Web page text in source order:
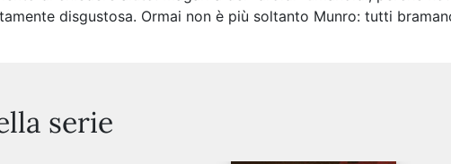
disgustosa. Ormai non è più soltanto Munro: tutti
serie